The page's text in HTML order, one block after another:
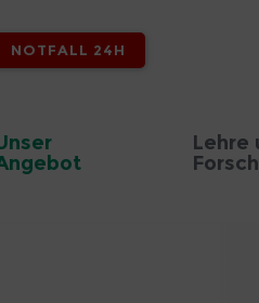
NOTFALL 24H
Lehre